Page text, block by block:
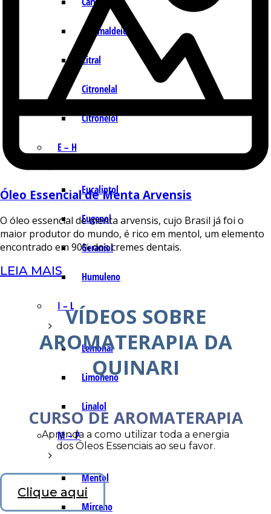
Cinamaldeído
Citral
Citronelal
Citronelol
E – H
Eucaliptol
Eugenol
Geraniol
Humuleno
I – L
Lemonal
Limoneno
Linalol
M – P
Mentol
Mirceno
Óleo Essencial de Menta Arvensis
O óleo essencial de menta arvensis, cujo Brasil já foi o
maior produtor do mundo, é rico em mentol, um elemento
encontrado em 90% dos cremes dentais.
LEIA MAIS
VÍDEOS SOBRE
AROMATERAPIA DA
QUINARI
CURSO DE AROMATERAPIA
Aprenda a como utilizar toda a energia
dos Óleos Essenciais ao seu favor.
Clique aqui